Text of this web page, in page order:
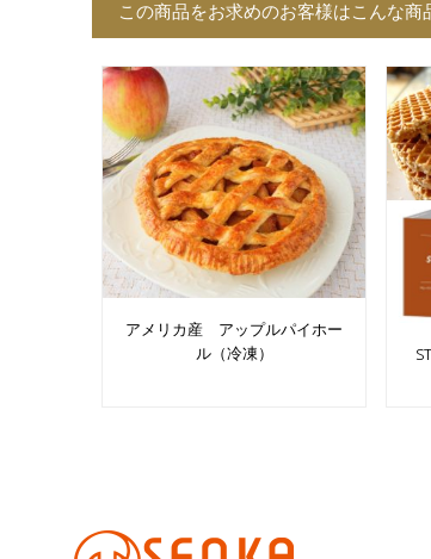
この商品をお求めのお客様はこんな商
アメリカ産 アップルパイホー
ル（冷凍）